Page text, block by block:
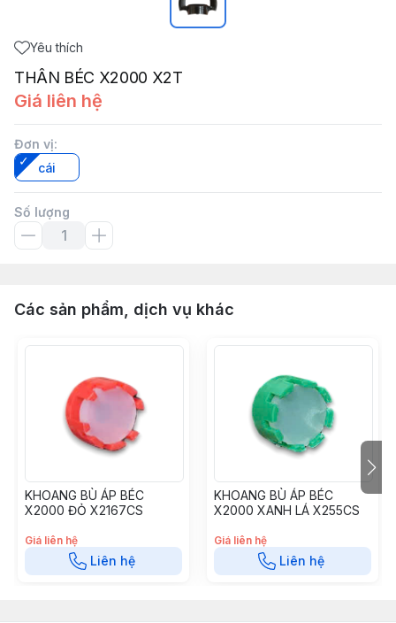
Yêu thích
THÂN BÉC X2000 X2T
Giá liên hệ
Đơn vị:
cái
Số lượng
Các sản phẩm, dịch vụ khác
KHOANG BÙ ÁP BÉC
X2000 ĐỎ X2167CS
Giá liên hệ
Liên hệ
KHOANG BÙ ÁP BÉC
X2000 XANH LÁ X255CS
Giá liên hệ
Liên hệ